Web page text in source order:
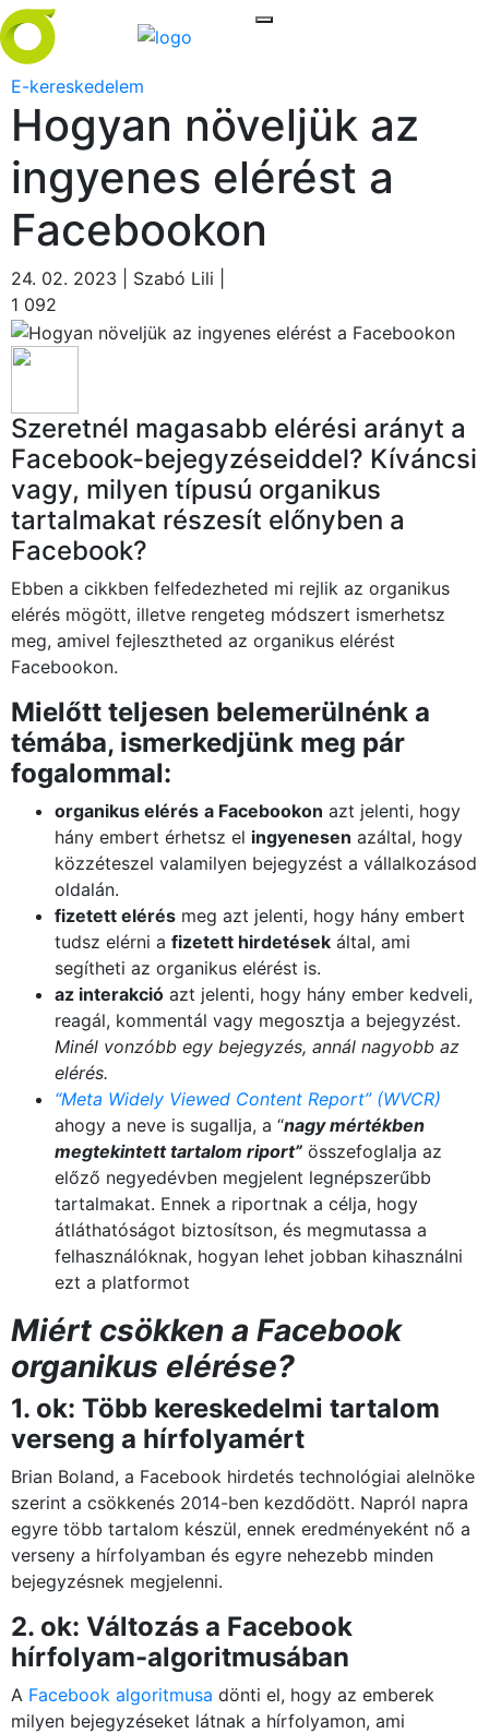
E-kereskedelem
Hogyan növeljük az
ingyenes elérést a
Facebookon
24. 02. 2023 | Szabó Lili |
1 092
Szeretnél magasabb elérési arányt a
Facebook-bejegyzéseiddel? Kíváncsi
vagy, milyen típusú organikus
tartalmakat részesít előnyben a
Facebook?
Ebben a cikkben felfedezheted mi rejlik az organikus
elérés mögött, illetve rengeteg módszert ismerhetsz
meg, amivel fejlesztheted az organikus elérést
Facebookon.
Mielőtt teljesen belemerülnénk a
témába, ismerkedjünk meg pár
fogalommal:
organikus elérés a Facebookon azt jelenti, hogy
hány embert érhetsz el ingyenesen azáltal, hogy
közzéteszel valamilyen bejegyzést a vállalkozásod
oldalán.
fizetett elérés meg azt jelenti, hogy hány embert
tudsz elérni a fizetett hirdetések által, ami
segítheti az organikus elérést is.
az interakció azt jelenti, hogy hány ember kedveli,
reagál, kommentál vagy megosztja a bejegyzést.
Minél vonzóbb egy bejegyzés, annál nagyobb az
elérés.
“Meta Widely Viewed Content Report” (WVCR)
ahogy a neve is sugallja, a “nagy mértékben
megtekintett tartalom riport” összefoglalja az
előző negyedévben megjelent legnépszerűbb
tartalmakat. Ennek a riportnak a célja, hogy
átláthatóságot biztosítson, és megmutassa a
felhasználóknak, hogyan lehet jobban kihasználni
ezt a platformot
Miért csökken a Facebook
organikus elérése?
1. ok: Több kereskedelmi tartalom
verseng a hírfolyamért
Brian Boland, a Facebook hirdetés technológiai alelnöke
szerint a csökkenés 2014-ben kezdődött. Napról napra
egyre több tartalom készül, ennek eredményeként nő a
verseny a hírfolyamban és egyre nehezebb minden
bejegyzésnek megjelenni.
2. ok: Változás a Facebook
hírfolyam-algoritmusában
A Facebook algoritmusa dönti el, hogy az emberek
milyen bejegyzéseket látnak a hírfolyamon, ami